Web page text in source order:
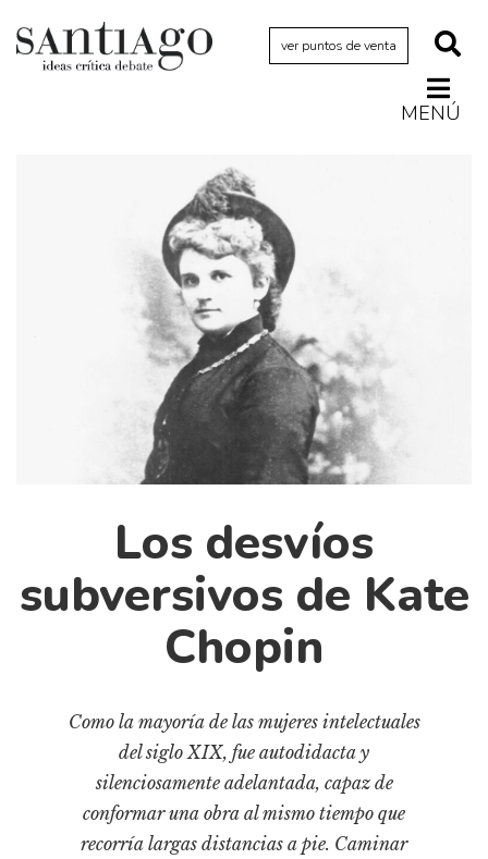
ver puntos de venta
MENÚ
Arquetipos de situación
Diccionario portátil de la literatura chilena
Fragmentos
Lagunas mentales
Libros usados
Literatura
Los desvíos
subversivos de Kate
Chopin
Como la mayoría de las mujeres intelectuales
del siglo XIX, fue autodidacta y
silenciosamente adelantada, capaz de
conformar una obra al mismo tiempo que
recorría largas distancias a pie. Caminar